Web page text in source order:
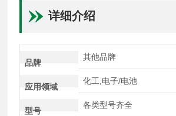
详细介绍
品牌
其他品牌
应用领域
化工,电子/电池
型号
各类型号齐全